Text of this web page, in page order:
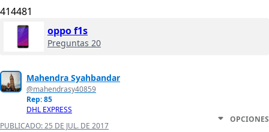
414481
oppo f1s
Preguntas 20
Mahendra Syahbandar
@mahendrasy40859
Rep: 85
DHL EXPRESS
PUBLICADO:25 DE JUL. DE 2017
OPCIONES